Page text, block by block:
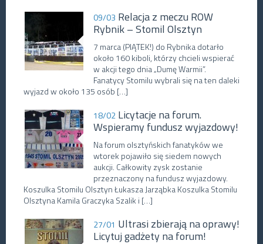
09/03 Relacja z meczu ROW
Rybnik – Stomil Olsztyn
7 marca (PIĄTEK!) do Rybnika dotarło
około 160 kiboli, którzy chcieli wspierać
w akcji tego dnia „Dumę Warmii”.
Fanatycy Stomilu wybrali się na ten daleki
wyjazd w około 135 osób […]
18/02 Licytacje na forum.
Wspieramy fundusz wyjazdowy!
Na forum olsztyńskich fanatyków we
wtorek pojawiło się siedem nowych
aukcji. Całkowity zysk zostanie
przeznaczony na fundusz wyjazdowy.
Koszulka Stomilu Olsztyn Łukasza Jarząbka Koszulka Stomilu
Olsztyna Kamila Graczyka Szalik i […]
27/01 Ultrasi zbierają na oprawy!
Licytuj gadżety na forum!